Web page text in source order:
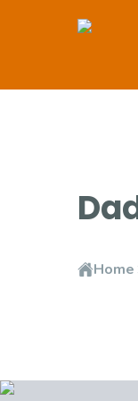
Home